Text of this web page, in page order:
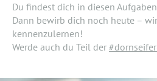
Du findest dich in diesen
Dann bewirb dich noch heute –
kennenzulernen!
Werde auch du Teil der